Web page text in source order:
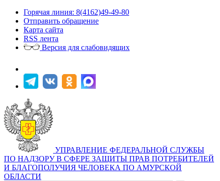
Горячая линия: 8(4162)49-49-80
Отправить обращение
Карта сайта
RSS лента
Версия для слабовидящих
УПРАВЛЕНИЕ ФЕДЕРАЛЬНОЙ СЛУЖБЫ
ПО НАДЗОРУ В СФЕРЕ ЗАЩИТЫ ПРАВ ПОТРЕБИТЕЛЕЙ
И БЛАГОПОЛУЧИЯ ЧЕЛОВЕКА ПО АМУРСКОЙ
ОБЛАСТИ